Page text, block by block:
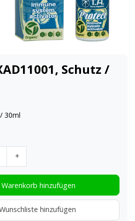
Schutz /
30ml
+
hinzufügen
hinzufügen